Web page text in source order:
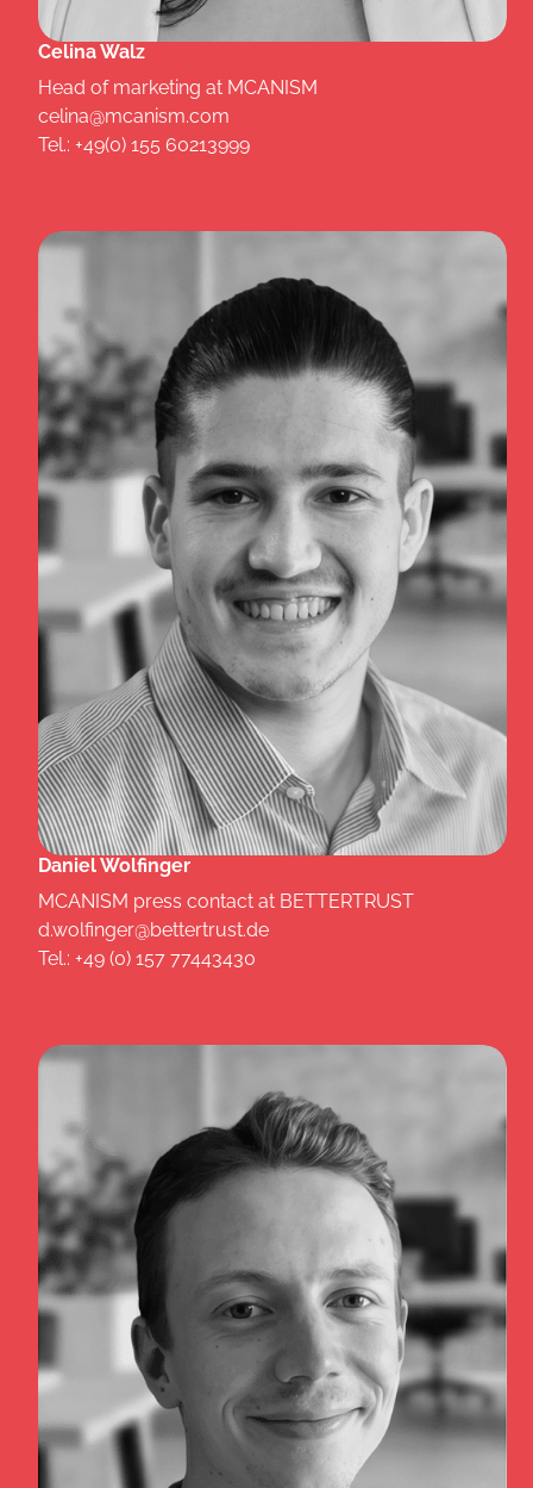
Celina Walz
Head of marketing at MCANISM
celina@mcanism.com
Tel.: +49(0) 155 60213999
Daniel Wolfinger
MCANISM press contact at BETTERTRUST
d.wolfinger@bettertrust.de
Tel.: +49 (0) 157 77443430